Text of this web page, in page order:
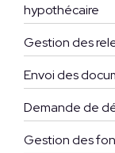
hypothécaire
Gestion des
Envoi des
Demande de
Gestion des